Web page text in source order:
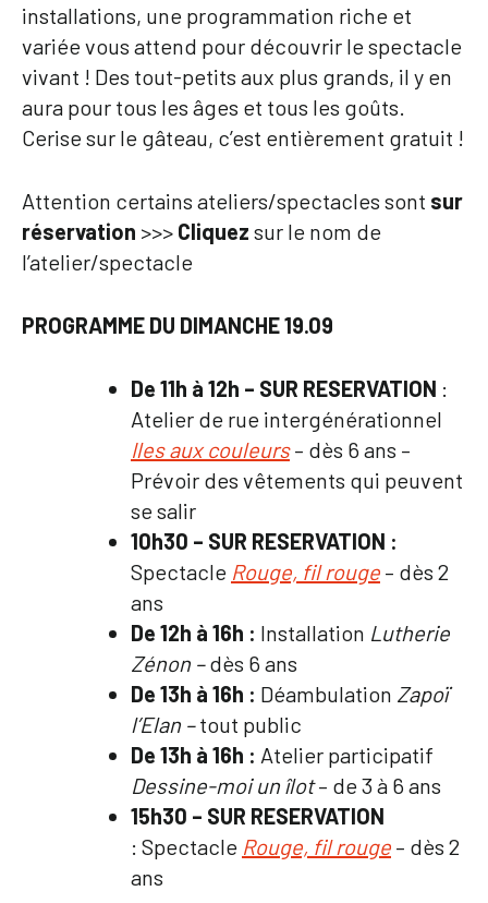
installations, une programmation riche et
variée vous attend pour découvrir le spectacle
vivant ! Des tout-petits aux plus grands, il y en
aura pour tous les âges et tous les goûts.
Cerise sur le gâteau, c’est entièrement gratuit !
Attention certains ateliers/spectacles sont sur
réservation >>> Cliquez sur le nom de
l’atelier/spectacle
PROGRAMME DU DIMANCHE 19.09
De 11h à 12h – SUR RESERVATION :
Atelier de rue intergénérationnel
Iles aux couleurs– dès 6 ans –
Prévoir des vêtements qui peuvent
se salir
10h30 – SUR RESERVATION :
Spectacle Rouge, fil rouge – dès 2
ans
De 12h à 16h : Installation Lutherie
Zénon –dès 6 ans
De 13h à 16h : Déambulation Zapoï
l’Elan –tout public
De 13h à 16h : Atelier participatif
Dessine-moi un îlot– de 3 à 6 ans
15h30 – SUR RESERVATION
: Spectacle Rouge, fil rouge – dès 2
ans